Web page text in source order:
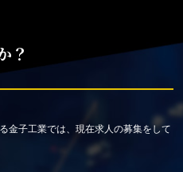
？
金子工業では、現在求人の募集をして